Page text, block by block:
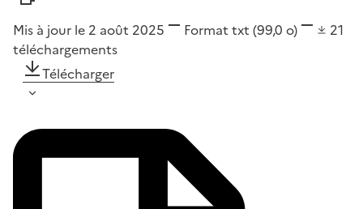
Mis à jour le 2 août 2025 Format txt (99,0 o)
21
téléchargements
Télécharger